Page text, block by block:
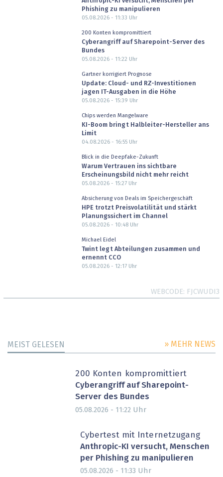
Phishing zu manipulieren
05.08.2026 - 11:33 Uhr
200 Konten kompromittiert
Cyberangriff auf Sharepoint-Server des
Bundes
05.08.2026 - 11:22 Uhr
Gartner korrigiert Prognose
Update: Cloud- und RZ-Investitionen
jagen IT-Ausgaben in die Höhe
05.08.2026 - 15:39 Uhr
Chips werden Mangelware
KI-Boom bringt Halbleiter-Hersteller ans
Limit
04.08.2026 - 16:55Uhr
Blick in die Deepfake-Zukunft
Warum Vertrauen ins sichtbare
Erscheinungsbild nicht mehr reicht
05.08.2026 - 15:27Uhr
Absicherung von Deals im Speichergeschäft
HPE trotzt Preisvolatilität und stärkt
Planungssichert im Channel
05.08.2026 - 10:48Uhr
Michael Eidel
Twint legt Abteilungen zusammen und
ernennt CCO
05.08.2026 - 12:17Uhr
WEBCODE FJCWUDI3
MEIST GELESEN » MEHR NEWS
200 Konten kompromittiert
Cyberangriff auf Sharepoint-
Server des Bundes
05.08.2026 - 11:22 Uhr
Cybertest mit Internetzugang
Anthropic-KI versucht, Menschen
per Phishing zu manipulieren
05.08.2026 - 11:33 Uhr